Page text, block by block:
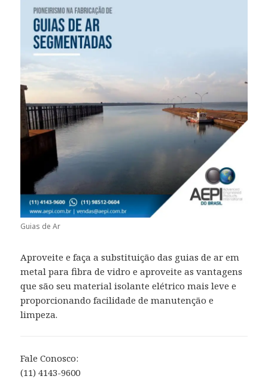
Guias de Ar
Aproveite e faça a substituição das guias de ar em
metal para fibra de vidro e aproveite as vantagens
que são seu material isolante elétrico mais leve e
proporcionando facilidade de manutenção e
limpeza.
Fale Conosco:
(11) 4143-9600